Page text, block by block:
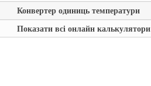
Конвертер одиниць температури
Показати всі онлайн калькулятори